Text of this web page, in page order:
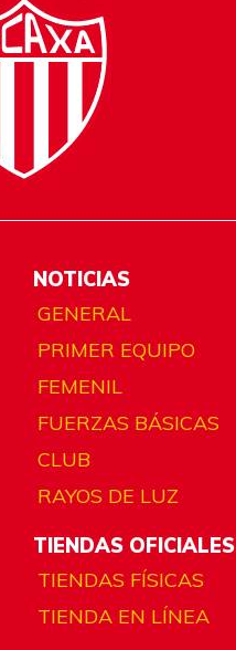
NOTICIAS
GENERAL
PRIMER EQUIPO
FEMENIL
FUERZAS BÁSICAS
CLUB
RAYOS DE LUZ
TIENDAS OFICIALES
TIENDAS FÍSICAS
TIENDA EN LÍNEA